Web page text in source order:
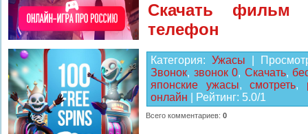
Скачать
телефон
Категория: Ужасы
Звонок, звонок 0, Скачать,
японские ужасы,смотреть,
онлайн
Рейтинг: 5.0/1
Всего комментариев: 0